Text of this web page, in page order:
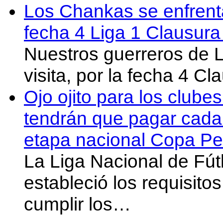
Los Chankas se
fecha 4 Liga 1
Nuestros guerreros de
visita, por la fecha 4
Ojo ojito para los
tendrán que pagar
etapa nacional Copa
La Liga Nacional de
estableció los
cumplir los…